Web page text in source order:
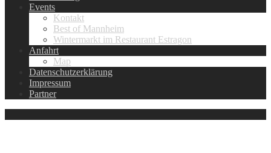
Events
Kontakt
Best of Mannheim
Wintermarkt im Restaurant Estragon
Anfahrt
Map
Datenschutzerklärung
Impressum
Partner